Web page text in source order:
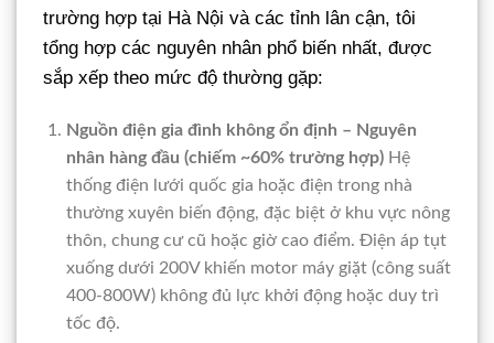
trường hợp tại Hà Nội và các tỉnh lân cận, tôi
tổng hợp các nguyên nhân phổ biến nhất, được
sắp xếp theo mức độ thường gặp:
Nguồn điện gia đình không ổn định – Nguyên
nhân hàng đầu (chiếm ~60% trường hợp)Hệ
thống điện lưới quốc gia hoặc điện trong nhà
thường xuyên biến động, đặc biệt ở khu vực nông
thôn, chung cư cũ hoặc giờ cao điểm. Điện áp tụt
xuống dưới 200V khiến motor máy giặt (công suất
400-800W) không đủ lực khởi động hoặc duy trì
tốc độ.